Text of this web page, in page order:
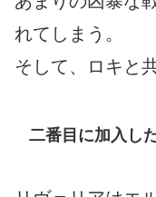
れてしまう。
そして、ロキと
二番目に加入し